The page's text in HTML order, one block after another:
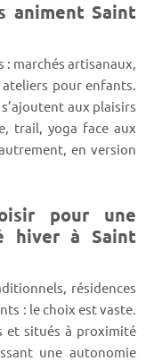
animent Saint
: marchés artisanaux,
pour enfants.
aux plaisirs
trail, yoga face aux
en version
pour une
hiver à Saint
résidences
: le choix est vaste.
et situés à proximité
une autonomie